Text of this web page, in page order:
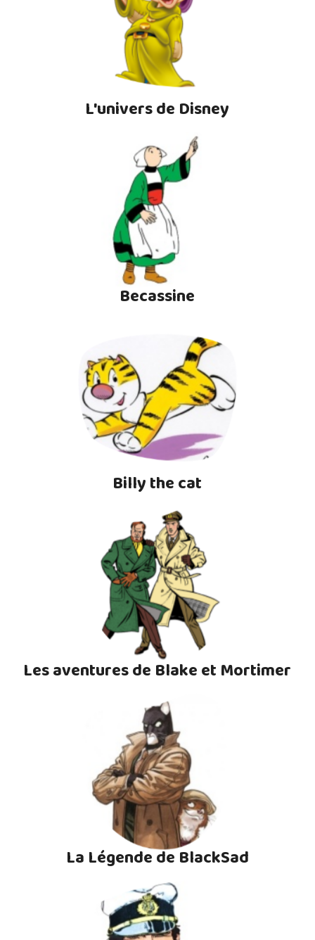
L'univers de Disney
Becassine
Billy the cat
Les aventures de Blake et Mortimer
La Légende de BlackSad